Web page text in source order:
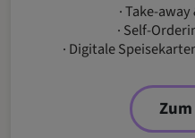
· Take-
· Self-
· Digitale